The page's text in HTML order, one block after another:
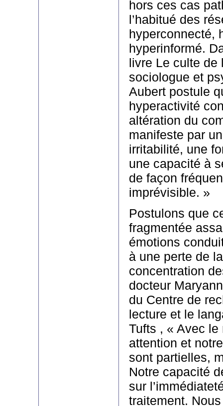
hors ces cas
l’habitué des
hyperconnecté,
hyperinformé.
livre Le culte de
sociologue et
Aubert postule
hyperactivité
altération du
manifeste par
irritabilité, une
une capacité à
de façon
imprévisible. »
Postulons que
fragmentée
émotions
à une perte de
concentration
docteur
du Centre de
lecture et le
Tufts , « Avec le
attention et
sont partielles,
Notre capacité
sur
traitement.